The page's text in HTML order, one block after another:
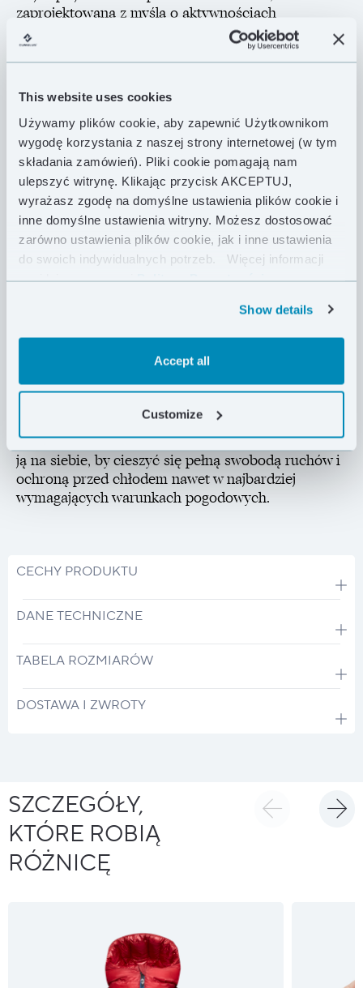
This website uses cookies
Używamy plików cookie, aby zapewnić Użytkownikom
wygodę korzystania z naszej strony internetowej (w tym
składania zamówień). Pliki cookie pomagają nam
ulepszyć witrynę. Klikając przycisk AKCEPTUJ,
wyrażasz zgodę na domyślne ustawienia plików cookie i
inne domyślne ustawienia witryny. Możesz dostosować
zarówno ustawienia plików cookie, jak i inne ustawienia
do swoich indywidualnych potrzeb.
Więcej informacji
znajdziesz w naszejPolityce Prywatności .
Show details
Accept all
Customize
zaprojektowana z myślą o aktywnościach
outdoorowych w najcięższych zimowych warunkach.
Techniczny krój i solidna, a zarazem lekka
konstrukcja zapewnią Ci pełen komfort podczas
temperaturach.
Izolację termiczną gwarantuje gruba warstwa 250 g
polskiego puchu gęsiego o sprężystości 850 FP. Jego
imponujące właściwości zostały dodatkowo
wzmocnione hydrofobowaniem, które uodparnia
puch na wilgoć. Zewnętrzna tkanina Pertex®
Quantum Pro 29 g/m² z wodoodporną membraną
oraz brak przeszyć „na wylot”, dzięki zastosowaniu
obszerniejszy niż standardowy krój sprawia, że pod
Mankiety oraz ściągacz w biodrach są regulowane i
zapewniają szczelną ochronę przed silnym wiatrem.
Neolite Endurance Lady to kurtka, która sprawdzi się
nawet przy długim pozostawaniu w bezruchu. Zarzuć
ją na siebie, by cieszyć się pełną swobodą ruchów i
ochroną przed chłodem nawet w najbardziej
wymagających warunkach pogodowych.
CECHY PRODUKTU
DANE TECHNICZNE
TABELA ROZMIARÓW
DOSTAWA I ZWROTY
SZCZEGÓŁY,
KTÓRE ROBIĄ
RÓŻNICĘ